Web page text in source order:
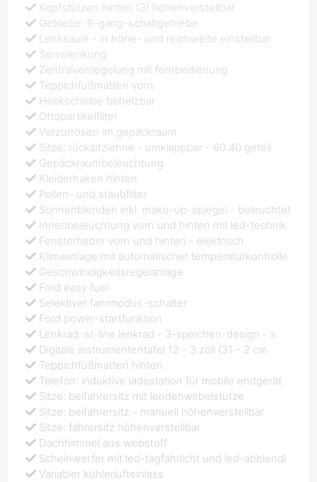
Kopfstützen hinten (3) höhenverstellbar
Getriebe: 6-gang-schaltgetriebe
Lenksäule - in höhe- und reichweite einstellbar
Servolenkung
Zentralverriegelung mit fernbedienung
Teppichfußmatten vorn
Heckscheibe beheizbar
Ottopartikelfilter
Verzurrösen im gepäckraum
Sitze: rücksitzlehne - umklappbar - 60:40 geteil
Gepäckraumbeleuchtung
Kleiderhaken hinten
Pollen- und staubfilter
Sonnenblenden inkl. make-up-spiegel - beleuchtet
Innenbeleuchtung vorn und hinten mit led-technik
Fensterheber vorn und hinten - elektrisch
Klimaanlage mit automatischer temperaturkontrolle
Geschwindigkeitsregelanlage
Ford easy fuel
Selektiver fahrmodus-schalter
Ford power-startfunktion
Lenkrad: st-line lenkrad - 3-speichen-design - s
Digitale instrumententafel 12 - 3 zoll (31 - 2 cm
Teppichfußmatten hinten
Telefon: induktive ladestation für mobile endgerät
Sitze: beifahrersitz mit lendenwirbelstütze
Sitze: beifahrersitz - manuell höhenverstellbar
Sitze: fahrersitz höhenverstellbar
Dachhimmel aus webstoff
Scheinwerfer mit led-tagfahrlicht und led-abblendl
Variabler kühlerlufteinlass